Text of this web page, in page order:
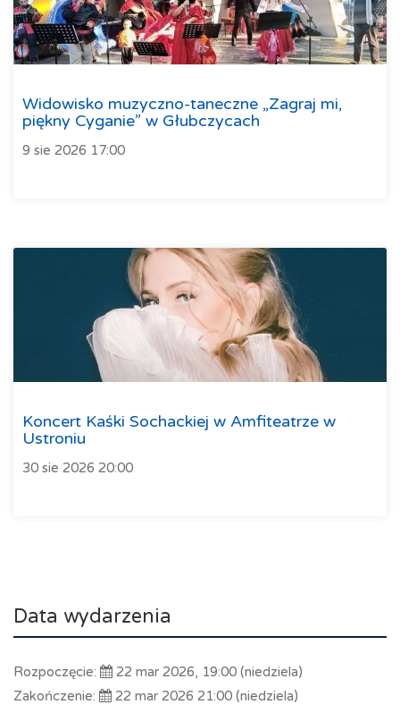
Widowisko muzyczno-taneczne „Zagraj mi,
piękny Cyganie” w Głubczycach
9 sie 2026 17:00
Koncert Kaśki Sochackiej w Amfiteatrze w
Ustroniu
30 sie 2026 20:00
Data wydarzenia
Rozpoczęcie:
22 mar 2026, 19:00 (niedziela)
Zakończenie:
22 mar 2026 21:00 (niedziela)